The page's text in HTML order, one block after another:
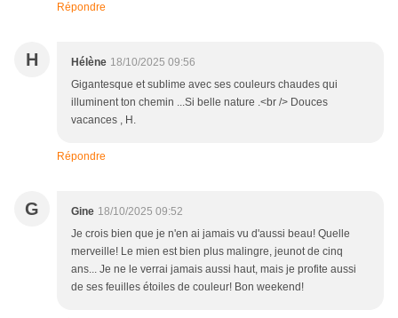
Répondre
H Hélène 18/10/2025 09:56
Gigantesque et sublime avec ses couleurs chaudes qui
illuminent ton chemin ...Si belle nature .<br /> Douces
vacances , H.
Répondre
G Gine 18/10/2025 09:52
Je crois bien que je n'en ai jamais vu d'aussi beau! Quelle
merveille! Le mien est bien plus malingre, jeunot de cinq
ans... Je ne le verrai jamais aussi haut, mais je profite aussi
de ses feuilles étoiles de couleur! Bon weekend!